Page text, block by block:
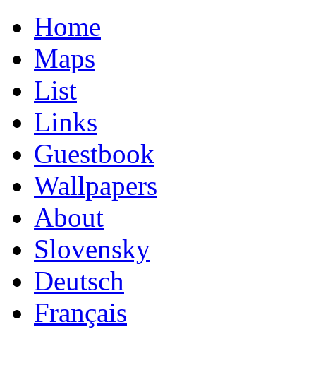
Home
Maps
List
Links
Guestbook
Wallpapers
About
Slovensky
Deutsch
Français